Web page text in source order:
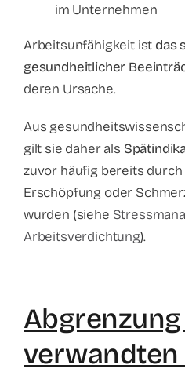
im Unternehmen
Arbeitsunfähigkeit ist das
gesundheitlicher
deren Ursache.
Aus
gilt sie daher als
zuvor häufig bereits
Erschöpfung oder
wurden (siehe
Arbeitsverdichtung).